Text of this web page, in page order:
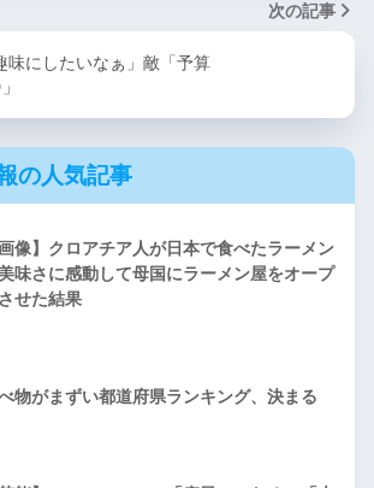
次の記事
味にしたいなぁ」敵「予算
の人気記事
画像】クロアチア人が日本で食べたラーメン
味さに感動して母国にラーメン屋をオープ
せた結果
物がまずい都道府県ランキング、決まる